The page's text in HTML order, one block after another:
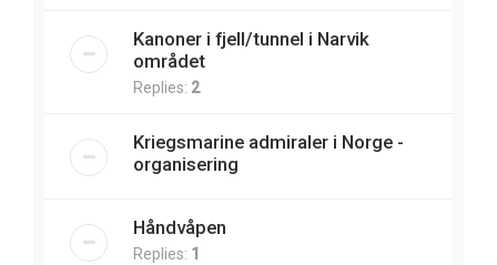
Kanoner i fjell/tunnel i Narvik
området
Replies: 2
Kriegsmarine admiraler i Norge -
organisering
Håndvåpen
Replies: 1